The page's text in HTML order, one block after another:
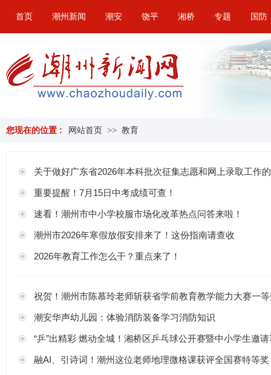
首页 潮州新闻 潮安 饶平 湘桥 专题 国防
您现在的位置 : 网站首页 >> 教育
关于做好广东省2026年本科批次征集志愿和网上录取工作
重要提醒！7月15日中考成绩可查！
速看！潮州市中小学校服市场化改革热点问答来啦！
潮州市2026年寒假放假安排来了！这份指南请查收
2026年教育工作怎么干？重点来了！
祝贺！潮州市陈慕玲老师斩获省学前教育教学能力大赛一
潮安华声幼儿园：体验消防装备学习消防知识
“乒”出精彩 燃动全城！湘桥区乒乓球公开赛暨中小学生邀
融AI、引诗词！潮州这位老师地理微格课获评全国赛特等奖